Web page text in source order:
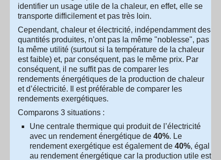
identifier un usage utile de la chaleur, en effet, elle se
transporte difficilement et pas très loin.
Cependant, chaleur et électricité, indépendamment des
quantités produites, n’ont pas la même "noblesse", pas
la même utilité (surtout si la température de la chaleur
est faible) et, par conséquent, pas le même prix. Par
conséquent, il ne suffit pas de comparer les
rendements énergétiques de la production de chaleur
et d’électricité. Il est préférable de comparer les
rendements exergétiques.
Comparons 3 situations :
Une centrale thermique qui produit de l’électricité
avec un rendement énergétique de 40%. Le
rendement exergétique est également de 40%, égal
au rendement énergétique car la production utile est